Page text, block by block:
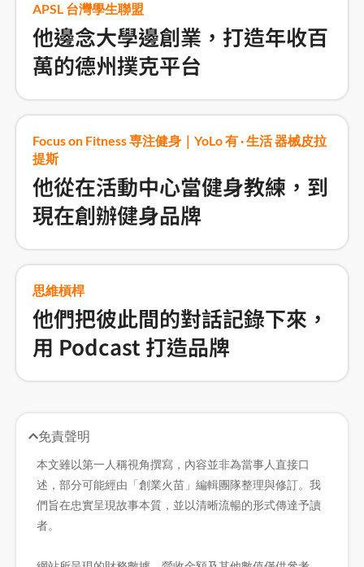
APSL 台灣學生聯盟
他邊念大學邊創業，打造年收百
萬的德州撲克平台
Focus on Fitness 専注健身｜YoLo 有 · 生活 器械皮拉
提斯
他從在活動中心當健身教練，到
現在創辦健身品牌
思維槓桿
他們把彼此間的對話記錄下來，
用 Podcast 打造品牌
免責聲明
本文雖以第一人稱視角撰寫，內容並非為當事人直接口
述，部分可能經由「創業火苗」編輯團隊整理與修訂。我
們旨在忠實呈現故事本質，並以清晰流暢的形式傳達予讀
者。